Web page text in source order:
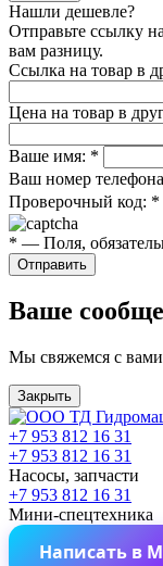
Нашли дешевле?
Отправьте ссылку
вам разницу.
Ссылка на товар в
Цена на товар в
Ваше имя: *
Ваш номер
Проверочный код: *
* — Поля,
Отправить
Ваше
Мы свяжемся с
Закрыть
+7 953 812 16 31
+7 953 812 16 31
Насосы, запчасти
+7 953 812 16 31
Мини-спецтехника
Написать в